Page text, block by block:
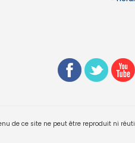
de ce site ne peut être reproduit ni